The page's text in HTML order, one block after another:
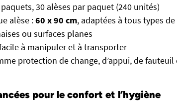
30 alèses par paquet (240 unités)
alèse :60 x 90 cm, adaptées à tous types
ou surfaces planes
à manipuler et à transporter
protection de change, d’appui, de fauteuil
pour le confort et l’hygiène